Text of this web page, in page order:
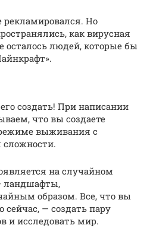
рекламировался. Но
как вирусная
осталось людей, которые бы
создать! При написании
что вы создаете
выживания с
на случайном
ландшафты,
образом. Все, что вы
— создать пару
и исследовать мир.